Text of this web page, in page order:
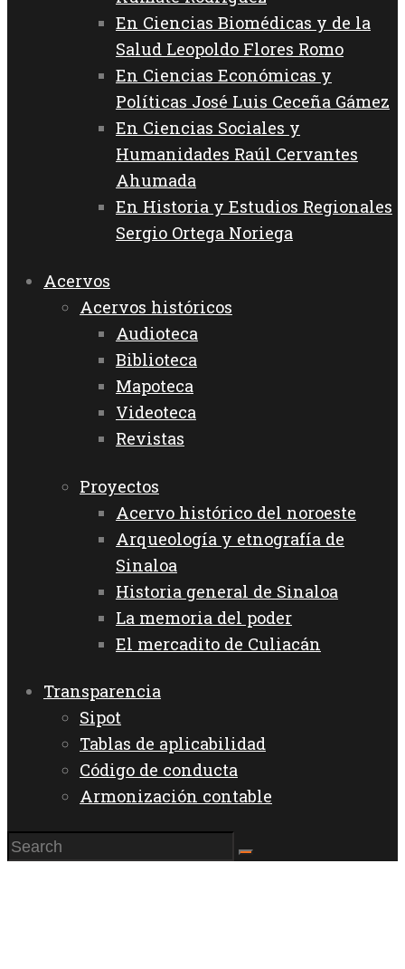
En Ciencias Biomédicas y de la
Salud Leopoldo Flores Romo
En Ciencias Económicas y
Políticas José Luis Ceceña Gámez
En Ciencias Sociales y
Humanidades Raúl Cervantes
Ahumada
En Historia y Estudios Regionales
Sergio Ortega Noriega
Acervos
Acervos históricos
Audioteca
Biblioteca
Mapoteca
Videoteca
Revistas
Proyectos
Acervo histórico del noroeste
Arqueología y etnografía de
Sinaloa
Historia general de Sinaloa
La memoria del poder
El mercadito de Culiacán
Transparencia
Sipot
Tablas de aplicabilidad
Código de conducta
Armonización contable